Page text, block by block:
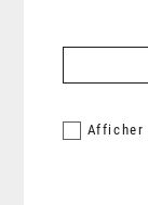
Afficher